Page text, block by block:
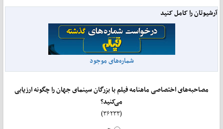
آرشیوتان را کامل کنید
شماره‌های موجود
مصاحبه‌های اختصاصی ماهنامه فیلم با بزرگان سینمای جهان را چگونه ارزیابی
می‌کنید؟